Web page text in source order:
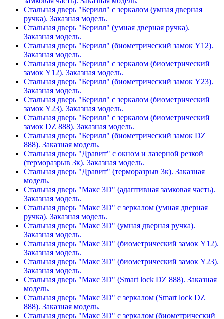
Стальная дверь "Берилл" с зеркалом (умная дверная
ручка). Заказная модель.
Стальная дверь "Берилл" (умная дверная ручка).
Заказная модель.
Стальная дверь "Берилл" (биометрический замок Y12).
Заказная модель.
Стальная дверь "Берилл" с зеркалом (биометрический
замок Y12). Заказная модель.
Стальная дверь "Берилл" (биометрический замок Y23).
Заказная модель.
Стальная дверь "Берилл" с зеркалом (биометрический
замок Y23). Заказная модель.
Стальная дверь "Берилл" с зеркалом (биометрический
замок DZ 888). Заказная модель.
Стальная дверь "Берилл" (биометрический замок DZ
888). Заказная модель.
Стальная дверь "Дравит" с окном и лазерной резкой
(терморазрыв 3к). Заказная модель.
Стальная дверь "Дравит" (терморазрыв 3к). Заказная
модель.
Стальная дверь "Макс 3D" (адаптивная замковая часть).
Заказная модель.
Стальная дверь "Макс 3D" с зеркалом (умная дверная
ручка). Заказная модель.
Стальная дверь "Макс 3D" (умная дверная ручка).
Заказная модель.
Стальная дверь "Макс 3D" (биометрический замок Y12).
Заказная модель.
Стальная дверь "Макс 3D" (биометрический замок Y23).
Заказная модель.
Стальная дверь "Макс 3D" (Smart lock DZ 888). Заказная
модель.
Стальная дверь "Макс 3D" с зеркалом (Smart lock DZ
888). Заказная модель.
Стальная дверь "Макс 3D" с зеркалом (биометрический